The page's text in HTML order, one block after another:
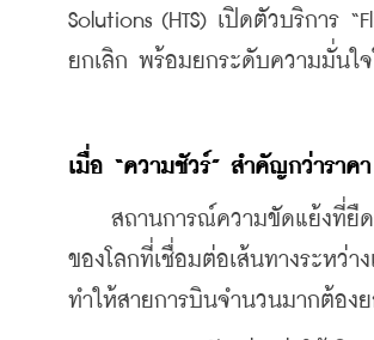
Solutions (HTS) เปิดตัวบริการ
ยกเลิก พร้อมยกระดับความมั่นใจ
เมื่อ “ความชัวร์” สำคัญกว่าราคา
สถานการณ์ความขัดแย้งที่ยืดเ
ของโลกที่เชื่อมต่อเส้นทางระหว่
ทำให้สายการบินจำนวนมากต้อง